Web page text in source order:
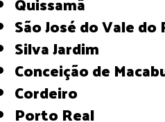
São José do Vale
Silva Jardim
Conceição de
Cordeiro
Porto Real